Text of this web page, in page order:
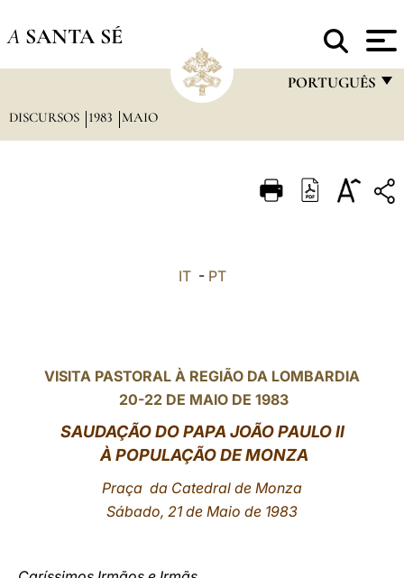
A SANTA SÉ
PORTUGUÊS
ITALIANO
中文
LATINE
DISCURSOS 1983 MAIO
IT- PT
VISITA PASTORAL À REGIÃO DA LOMBARDIA
20-22 DE MAIO DE 1983
SAUDAÇÃO DO PAPA JOÃO PAULO II
À POPULAÇÃO DE MONZA
Praça da Catedral de Monza
Sábado, 21 de Maio de 1983